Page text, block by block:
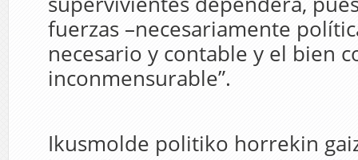
fuerzas –necesariamente
necesario y contable y el bien
inconmensurable”.
Ikusmolde politiko horrekin